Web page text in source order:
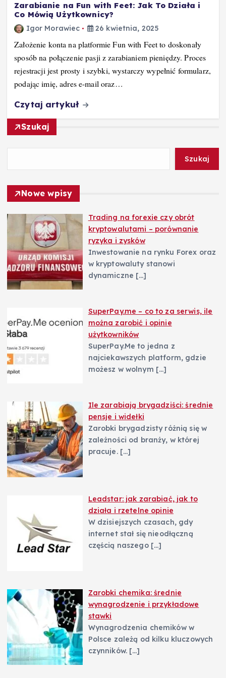
Zarabianie na Fun with Feet: Jak To Działa i
Co Mówią Użytkownicy?
Igor Morawiec 26 kwietnia, 2025
Założenie konta na platformie Fun with Feet to doskonały
sposób na połączenie pasji z zarabianiem pieniędzy. Proces
rejestracji jest prosty i szybki, wystarczy wypełnić formularz,
podając imię, adres e-mail oraz…
Czytaj artykuł
Szukaj
Szukaj
Nowe wpisy
Trading na forexie czy obrót
kryptowalutami – porównanie
ryzyka i zysków
Inwestowanie na rynku Forex oraz
w kryptowaluty stanowi
dynamiczne […]
SuperPay.me – co to za serwis, ile
można zarobić i opinie
użytkowników
SuperPay.Me to jedna z
najciekawszych platform, gdzie
możesz w wolnym […]
Ile zarabiają brygadziści: średnie
pensje i widełki
Zarobki brygadzisty różnią się w
zależności od branży, w której
pracuje. […]
Leadstar: jak zarabiać, jak to
działa i rzetelne opinie
W dzisiejszych czasach, gdy
internet stał się nieodłączną
częścią naszego […]
Zarobki chemika: średnie
wynagrodzenie i przykładowe
stawki
Wynagrodzenia chemików w
Polsce zależą od kilku kluczowych
czynników. […]